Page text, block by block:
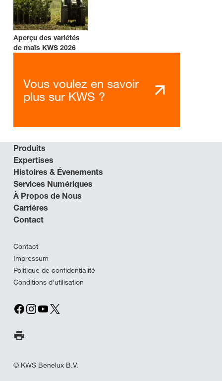
Aperçu des variétés
de maïs KWS 2026
Vous voulez en savoir
plus sur KWS ?
Produits
Expertises
Histoires & Évenements
Services Numériques
À Propos de Nous
Carriéres
Contact
Contact
Impressum
Politique de confidentialité
Conditions d'utilisation
Imprimer la page
© KWS Benelux B.V.